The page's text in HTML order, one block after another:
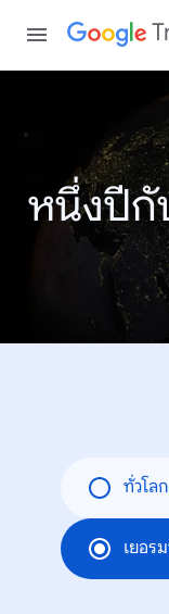
หนึ่งปีกั
ทั่วโลก
เยอร